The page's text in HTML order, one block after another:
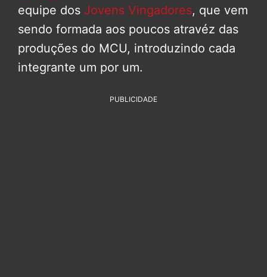
equipe dos Jovens Vingadores, que vem
sendo formada aos poucos atravéz das
produções do MCU, introduzindo cada
integrante um por um.
PUBLICIDADE